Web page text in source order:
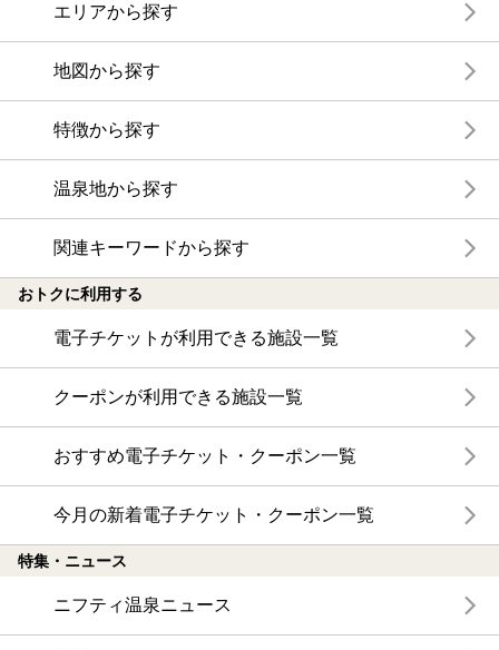
エリアから探す
地図から探す
特徴から探す
温泉地から探す
関連キーワードから探す
おトクに利用する
電子チケットが利用できる施設一覧
クーポンが利用できる施設一覧
おすすめ電子チケット・クーポン一覧
今月の新着電子チケット・クーポン一覧
特集・ニュース
ニフティ温泉ニュース